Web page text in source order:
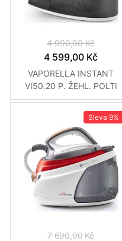
4 990,00 Kč
4 599,00 Kč
VAPORELLA INSTANT
VI50.20 P. ŽEHL. POLTI
Sleva 9%
7 690,00 Kč